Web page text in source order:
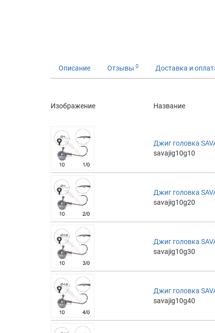
Описание Отзывы 0 Доставка и
Изображение Название
Джиг головка
savajig10g10
Джиг головка
savajig10g20
Джиг головка
savajig10g30
Джиг головка
savajig10g40